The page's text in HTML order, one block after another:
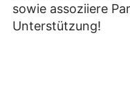
sowie assoziiere
Unterstützung!